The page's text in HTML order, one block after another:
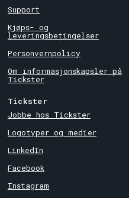
Support
Kjøps- og
leveringsbetingelser
Personvernpolicy
Om informasjonskapsler på
Tickster
Tickster
Jobbe hos Tickster
Logotyper og medier
LinkedIn
Facebook
Instagram